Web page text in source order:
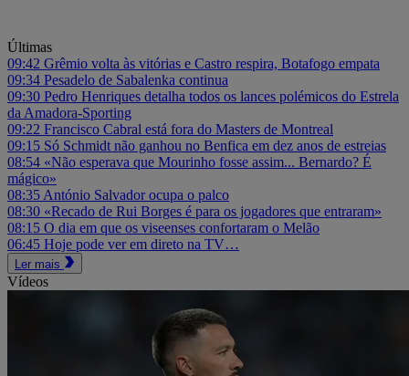
Últimas
09:42 Grêmio volta às vitórias e Castro respira, Botafogo empata
09:34 Pesadelo de Sabalenka continua
09:30 Pedro Henriques detalha todos os lances polémicos do Estrela
da Amadora-Sporting
09:22 Francisco Cabral está fora do Masters de Montreal
09:15 Só Schmidt não ganhou no Benfica em dez anos de estreias
08:54 «Não esperava que Mourinho fosse assim... Bernardo? É
mágico»
08:35 António Salvador ocupa o palco
08:30 «Recado de Rui Borges é para os jogadores que entraram»
08:15 O dia em que os viseenses confortaram o Melão
06:45 Hoje pode ver em direto na TV…
Ler mais
Vídeos